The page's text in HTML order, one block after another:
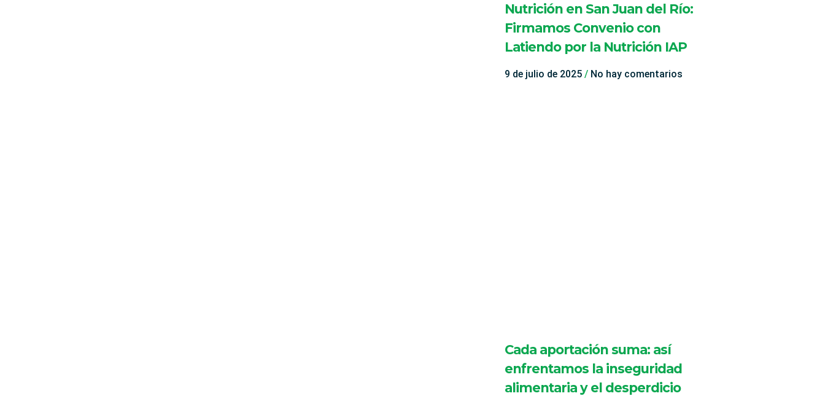
Nutrición en San Juan del Río:
Firmamos Convenio con
Latiendo por la Nutrición IAP
9 de julio de 2025 No hay comentarios
Cada aportación suma: así
enfrentamos la inseguridad
alimentaria y el desperdicio